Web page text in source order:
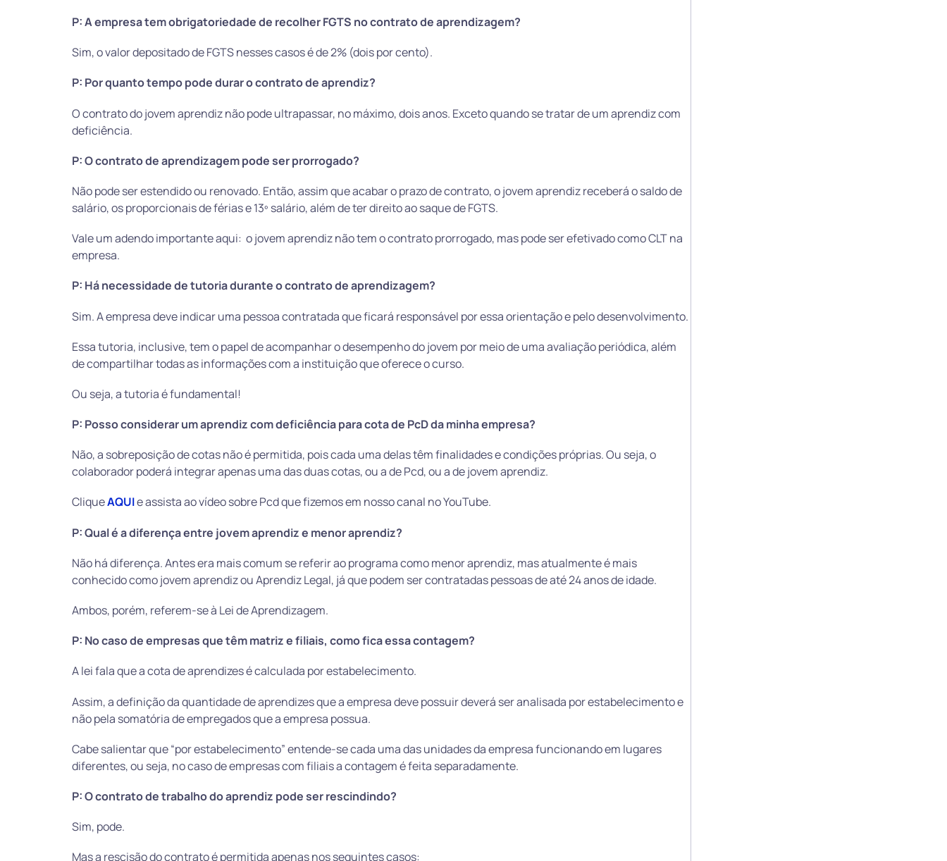
P: A empresa tem obrigatoriedade de recolher FGTS no contrato de aprendizagem?
Sim, o valor depositado de FGTS nesses casos é de 2% (dois por cento).
P: Por quanto tempo pode durar o contrato de aprendiz?
O contrato do jovem aprendiz não pode ultrapassar, no máximo, dois anos. Exceto quando se tratar de um aprendiz com
deficiência.
P: O contrato de aprendizagem pode ser prorrogado?
Não pode ser estendido ou renovado. Então, assim que acabar o prazo de contrato, o jovem aprendiz receberá o saldo de
salário, os proporcionais de férias e 13º salário, além de ter direito ao saque de FGTS.
Vale um adendo importante aqui: o jovem aprendiz não tem o contrato prorrogado, mas pode ser efetivado como CLT na
empresa.
P: Há necessidade de tutoria durante o contrato de aprendizagem?
Sim. A empresa deve indicar uma pessoa contratada que ficará responsável por essa orientação e pelo desenvolvimento.
Essa tutoria, inclusive, tem o papel de acompanhar o desempenho do jovem por meio de uma avaliação periódica, além
de compartilhar todas as informações com a instituição que oferece o curso.
Ou seja, a tutoria é fundamental!
P: Posso considerar um aprendiz com deficiência para cota de PcD da minha empresa?
Não, a sobreposição de cotas não é permitida, pois cada uma delas têm finalidades e condições próprias. Ou seja, o
colaborador poderá integrar apenas uma das duas cotas, ou a de Pcd, ou a de jovem aprendiz.
CliqueAQUIe assista ao vídeo sobre Pcd que fizemos em nosso canal no YouTube.
P: Qual é a diferença entre jovem aprendiz e menor aprendiz?
Não há diferença. Antes era mais comum se referir ao programa como menor aprendiz, mas atualmente é mais
conhecido como jovem aprendiz ou Aprendiz Legal, já que podem ser contratadas pessoas de até 24 anos de idade.
Ambos, porém, referem-se à Lei de Aprendizagem.
P: No caso de empresas que têm matriz e filiais, como fica essa contagem?
A lei fala que a cota de aprendizes é calculada por estabelecimento.
Assim, a definição da quantidade de aprendizes que a empresa deve possuir deverá ser analisada por estabelecimento e
não pela somatória de empregados que a empresa possua.
Cabe salientar que “por estabelecimento” entende-se cada uma das unidades da empresa funcionando em lugares
diferentes, ou seja, no caso de empresas com filiais a contagem é feita separadamente.
P: O contrato de trabalho do aprendiz pode ser rescindindo?
Sim, pode.
Mas a rescisão do contrato é permitida apenas nos seguintes casos: